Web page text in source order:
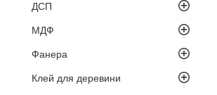
ДСП
МДФ
Фанера
Клей для деревини